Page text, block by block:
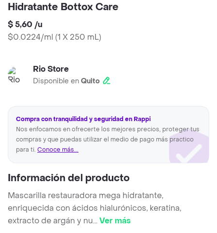
Hidratante Bottox Care
$ 5,60 /u
$0.0224/ml (1 X 250 mL)
Rio Store
Disponible en Quito
Compra con tranquilidad y seguridad en Rappi
Nos enfocamos en ofrecerte los mejores precios, proteger tus
compras y que puedas utilizar el medio de pago más practico
para ti. Conoce más...
Información del producto
Mascarilla restauradora mega hidratante,
enriquecida con ácidos hialurónicos, keratina,
extracto de argán y nu...Ver más